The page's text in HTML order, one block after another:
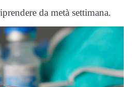
da metà settimana.